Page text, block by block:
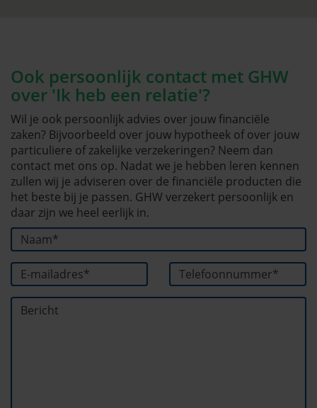
Ook persoonlijk contact met GHW
over 'Ik heb een relatie'?
Wil je ook persoonlijk advies over jouw financiële
zaken? Bijvoorbeeld over jouw hypotheek of over jouw
particuliere of zakelijke verzekeringen? Neem dan
contact met ons op. Nadat we je hebben leren kennen
zullen wij je adviseren over de financiële producten die
het beste bij je passen. GHW verzekert persoonlijk en
daar zijn we heel eerlijk in.